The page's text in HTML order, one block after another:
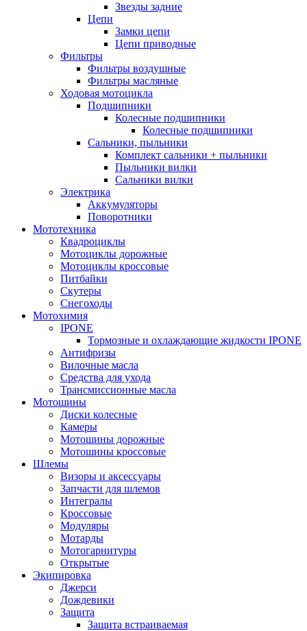
Звезды задние
Цепи
Замки цепи
Цепи приводные
Фильтры
Фильтры воздушные
Фильтры масляные
Ходовая мотоцикла
Подшипники
Колесные подшипники
Колесные подшипники
Сальники, пыльники
Комплект сальники + пыльники
Пыльники вилки
Сальники вилки
Электрика
Аккумуляторы
Поворотники
Мототехника
Квадроциклы
Мотоциклы дорожные
Мотоциклы кроссовые
Питбайки
Скутеры
Снегоходы
Мотохимия
IPONE
Тормозные и охлаждающие жидкости IPONE
Антифризы
Вилочные масла
Средства для ухода
Трансмиссионные масла
Мотошины
Диски колесные
Камеры
Мотошины дорожные
Мотошины кроссовые
Шлемы
Визоры и аксессуары
Запчасти для шлемов
Интегралы
Кроссовые
Модуляры
Мотарды
Мотогарнитуры
Открытые
Экипировка
Джерси
Дождевики
Защита
Защита встраиваемая